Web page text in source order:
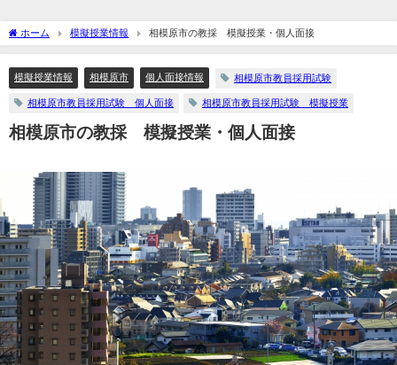
ホーム 模擬授業情報 相模原市の教採 模擬授業・個人面接
模擬授業情報 相模原市 個人面接情報 相模原市教員採用試験
相模原市教員採用試験 個人面接 相模原市教員採用試験 模擬授業
相模原市の教採 模擬授業・個人面接